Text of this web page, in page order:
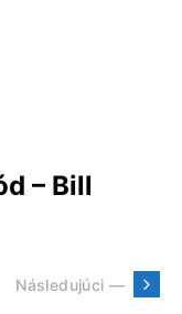
– Bill
Následujúci —